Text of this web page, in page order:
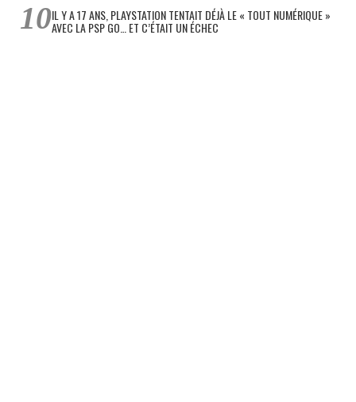
IL Y A 17 ANS, PLAYSTATION TENTAIT DÉJÀ LE « TOUT NUMÉRIQUE »
AVEC LA PSP GO… ET C’ÉTAIT UN ÉCHEC